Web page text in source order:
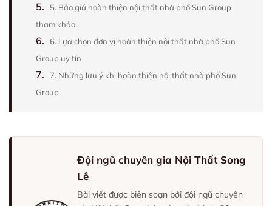
5.
5. Báo giá hoàn thiện nội thất nhà phố Sun Group
tham khảo
6.
6. Lựa chọn đơn vị hoàn thiện nội thất nhà phố Sun
Group uy tín
7.
7. Những lưu ý khi hoàn thiện nội thất nhà phố Sun
Group
Đội ngũ chuyên gia Nội Thất Song
Lê
Bài viết được biên soạn bởi đội ngũ chuyên